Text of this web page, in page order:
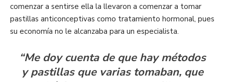
comenzar a sentirse ella la llevaron a comenzar a tomar
pastillas anticonceptivas como tratamiento hormonal, pues
su economía no le alcanzaba para un especialista.
“Me doy cuenta de que hay métodos
y pastillas que varias tomaban, que